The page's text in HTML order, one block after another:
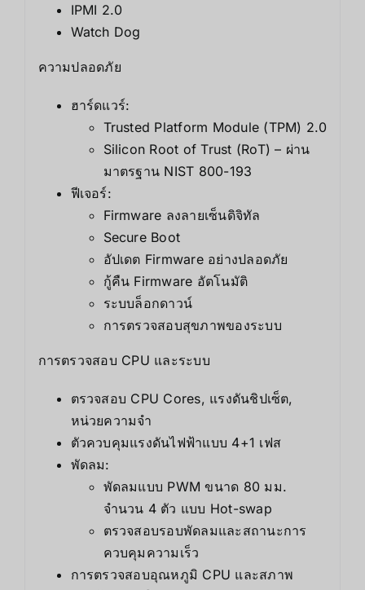
IPMI 2.0
Watch Dog
ความปลอดภัย
ฮาร์ดแวร์:
Trusted Platform Module (TPM) 2.0
Silicon Root of Trust (RoT) – ผ่าน
มาตรฐาน NIST 800-193
ฟีเจอร์:
Firmware ลงลายเซ็นดิจิทัล
Secure Boot
อัปเดต Firmware อย่างปลอดภัย
กู้คืน Firmware อัตโนมัติ
ระบบล็อกดาวน์
การตรวจสอบสุขภาพของระบบ
การตรวจสอบ CPU และระบบ
ตรวจสอบ CPU Cores, แรงดันชิปเซ็ต,
หน่วยความจำ
ตัวควบคุมแรงดันไฟฟ้าแบบ 4+1 เฟส
พัดลม:
พัดลมแบบ PWM ขนาด 80 มม.
จำนวน 4 ตัว แบบ Hot-swap
ตรวจสอบรอบพัดลมและสถานะการ
ควบคุมความเร็ว
การตรวจสอบอุณหภูมิ CPU และสภาพ